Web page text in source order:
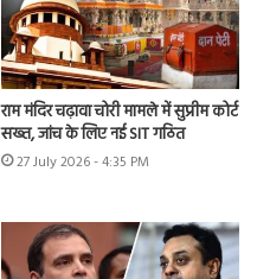
राम मंदिर चढ़ावा चोरी मामले में सुप्रीम कोर्ट
सख्त, जांच के लिए नई SIT गठित
27 July 2026 - 4:35 PM